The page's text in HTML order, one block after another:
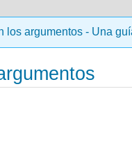
los argumentos - Una